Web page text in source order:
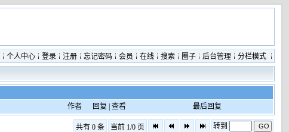
个人中心 登录 注册 忘记密码 会员 在线 搜索 圈子 后台管理 分栏模式
最后回复
查看
回复 |
作者
共有 0 条 当前 1/0 页 转到